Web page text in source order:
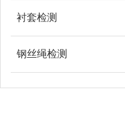
衬套检测
钢丝绳检测